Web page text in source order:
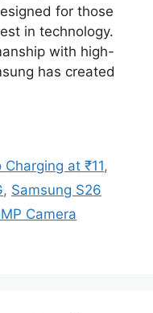
for those
in technology.
with high-
has created
Charging at ₹11,
, Samsung S26
Camera